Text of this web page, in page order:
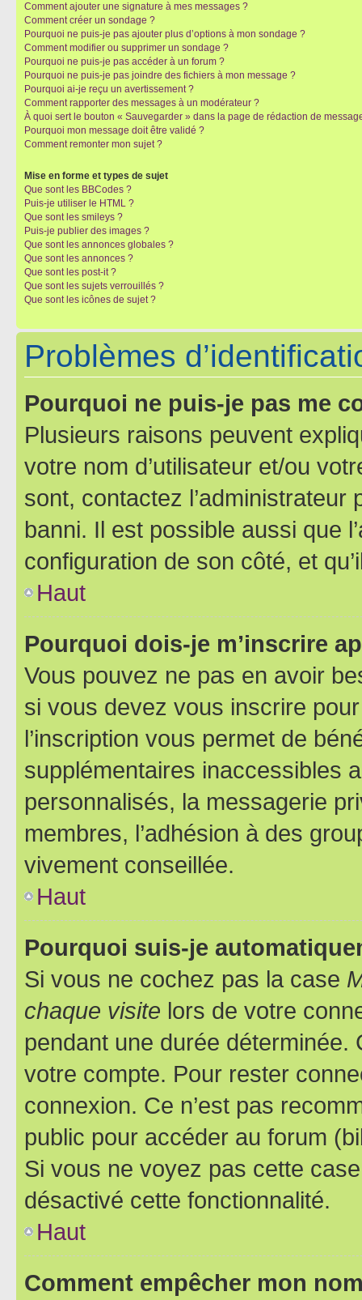
Comment ajouter une signature à mes messages ?
Comment créer un sondage ?
Pourquoi ne puis-je pas ajouter plus d’options à mon sondage ?
Comment modifier ou supprimer un sondage ?
Pourquoi ne puis-je pas accéder à un forum ?
Pourquoi ne puis-je pas joindre des fichiers à mon message ?
Pourquoi ai-je reçu un avertissement ?
Comment rapporter des messages à un modérateur ?
À quoi sert le bouton « Sauvegarder » dans la page de rédaction de
Pourquoi mon message doit être validé ?
Comment remonter mon sujet ?
Mise en forme et types de sujet
Que sont les BBCodes ?
Puis-je utiliser le HTML ?
Que sont les smileys ?
Puis-je publier des images ?
Que sont les annonces globales ?
Que sont les annonces ?
Que sont les post-it ?
Que sont les sujets verrouillés ?
Que sont les icônes de sujet ?
Problèmes
Pourquoi ne puis-je pas me
Plusieurs raisons peuvent
votre nom d’utilisateur et/ou
sont, contactez l’administrateur
banni. Il est possible aussi que
configuration de son côté, et
Haut
Pourquoi dois-je m’inscrire
Vous pouvez ne pas en avoir
si vous devez vous inscrire
l’inscription vous permet de
supplémentaires inaccessibles
personnalisés, la messagerie
membres, l’adhésion à des
vivement conseillée.
Haut
Pourquoi suis-je
Si vous ne cochez pas la case
chaque visite lors de votre
pendant une durée déterminée.
votre compte. Pour rester
connexion. Ce n’est pas
public pour accéder au forum
Si vous ne voyez pas cette
désactivé cette fonctionnalité.
Haut
Comment empêcher mon